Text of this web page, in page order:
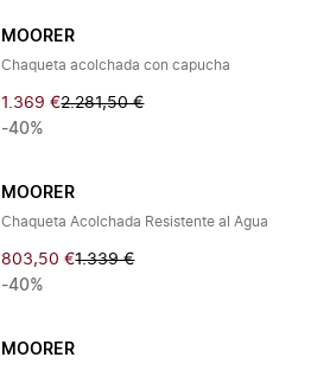
MOORER
Chaqueta acolchada con capucha
1.369 €2.281,50 €
-40%
MOORER
Chaqueta Acolchada Resistente al Agua
803,50 €1.339 €
-40%
MOORER